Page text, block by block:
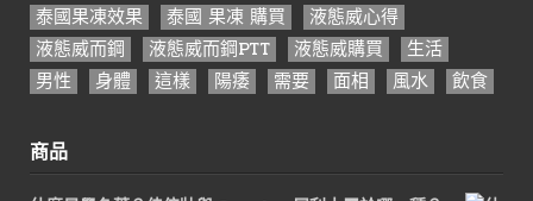
泰國果凍效果
泰國 果凍 購買
液態威心得
液態威而鋼
液態威而鋼PTT 液態威購買
生活
男性
身體 這樣 陽痿 需要 面相 風水 飲食
商品